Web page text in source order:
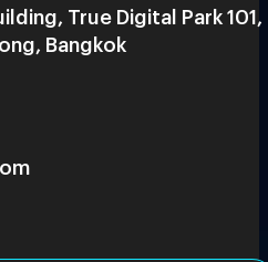
True Digital Park 101,
Bangkok